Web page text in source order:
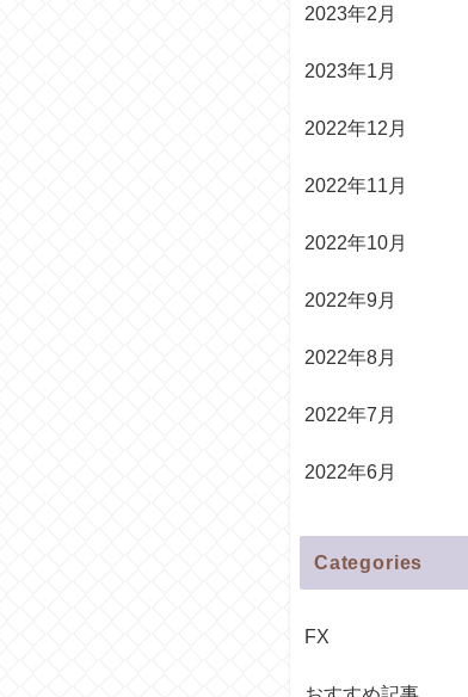
2023年2月
2023年1月
2022年12月
2022年11月
2022年10月
2022年9月
2022年8月
2022年7月
2022年6月
Categories
FX